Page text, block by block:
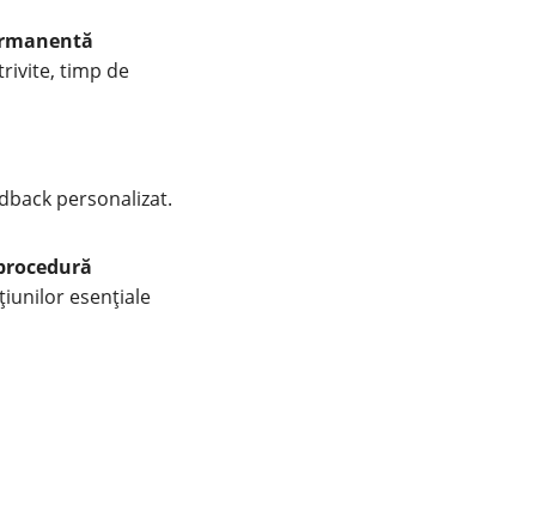
timp de
personalizat.
esențiale